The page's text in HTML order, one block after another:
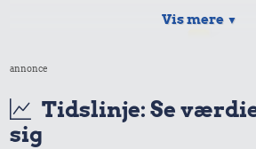
Vis mere ▼
annonce
Tidslinje: Se
sig